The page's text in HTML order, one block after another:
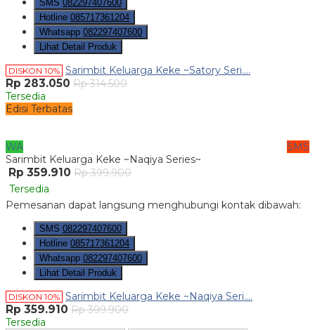
SMS 082297407600
Hotline 085717361204
Whatsapp 082297407600
Lihat Detail Produk
DISKON 10% Sarimbit Keluarga Keke ~Satory Seri....
Rp 283.050 Rp 314.500
Tersedia
Edisi Terbatas
WA
SMS
Sarimbit Keluarga Keke ~Naqiya Series~
Rp 359.910 Rp 399.900
Tersedia
Pemesanan dapat langsung menghubungi kontak dibawah:
SMS 082297407600
Hotline 085717361204
Whatsapp 082297407600
Lihat Detail Produk
DISKON 10% Sarimbit Keluarga Keke ~Naqiya Seri....
Rp 359.910 Rp 399.900
Tersedia